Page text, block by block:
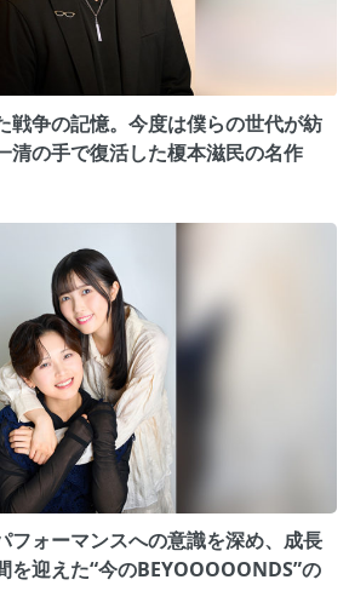
戦争の記憶。今度は僕らの世代が紡
の手で復活した榎本滋民の名作
フォーマンスへの意識を深め、成長
迎えた“今のBEYOOOOONDS”の